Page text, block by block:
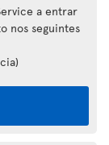
a entrar
nos seguintes